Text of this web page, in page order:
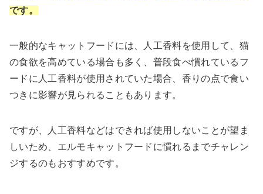
です。
一般的なキャットフードには、人工香料を使用して、猫
の食欲を高めている場合も多く、普段食べ慣れているフ
ードに人工香料が使用されていた場合、香りの点で食い
つきに影響が見られることもあります。
ですが、人工香料などはできれば使用しないことが望ま
しいため、エルモキャットフードに慣れるまでチャレン
ジするのもおすすめです。